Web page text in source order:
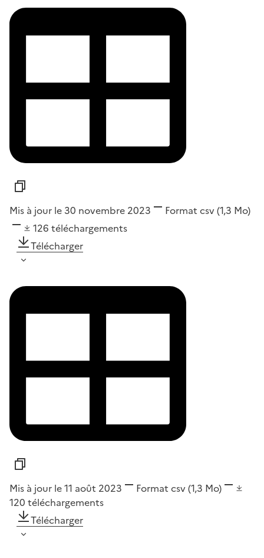
Mis à jour le 30 novembre 2023 Format csv(1,3 Mo)
126 téléchargements
Télécharger
Mis à jour le 11 août 2023 Format csv(1,3 Mo)
120 téléchargements
Télécharger